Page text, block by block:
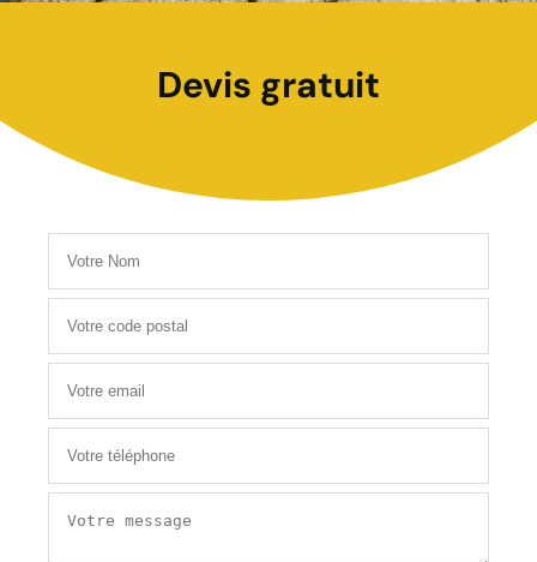
Devis gratuit